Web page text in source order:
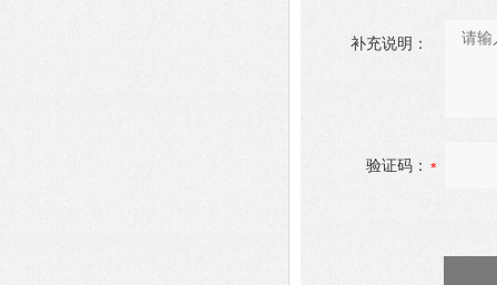
补充说明：
验证码：